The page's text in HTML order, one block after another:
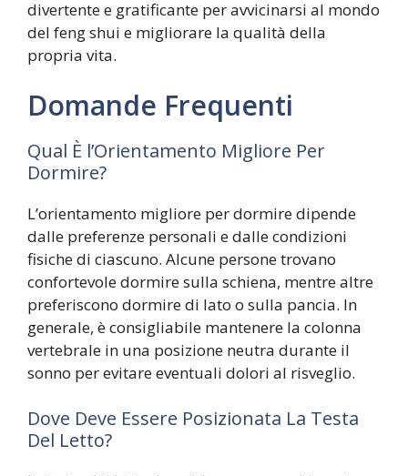
divertente e gratificante per avvicinarsi al mondo
del feng shui e migliorare la qualità della
propria vita.
Domande Frequenti
Qual È l’Orientamento Migliore Per
Dormire?
L’orientamento migliore per dormire dipende
dalle preferenze personali e dalle condizioni
fisiche di ciascuno. Alcune persone trovano
confortevole dormire sulla schiena, mentre altre
preferiscono dormire di lato o sulla pancia. In
generale, è consigliabile mantenere la colonna
vertebrale in una posizione neutra durante il
sonno per evitare eventuali dolori al risveglio.
Dove Deve Essere Posizionata La Testa
Del Letto?